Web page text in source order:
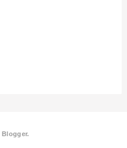
Blogger.